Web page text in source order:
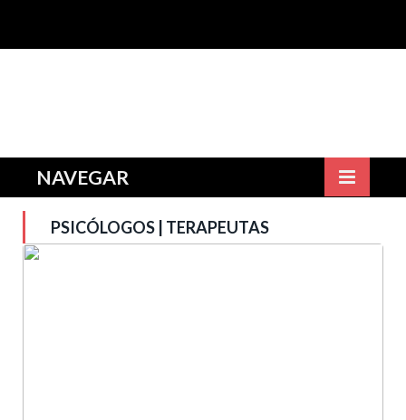
NAVEGAR
PSICÓLOGOS | TERAPEUTAS